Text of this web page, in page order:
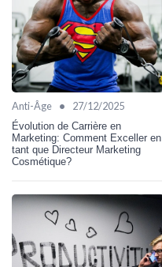
Anti-Âge • 27/12/2025
Évolution de Carrière en
Marketing: Comment Exceller en
tant que Directeur Marketing
Cosmétique?